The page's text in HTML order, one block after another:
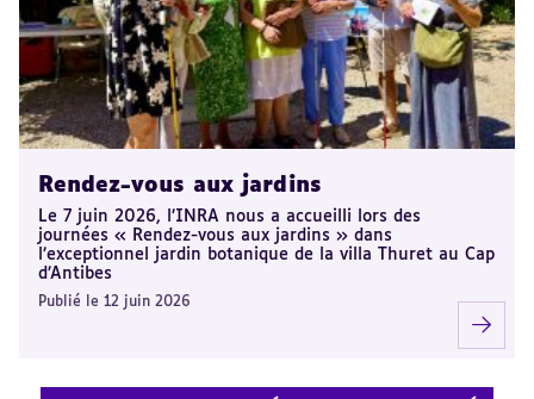
Rendez-vous aux jardins
Le 7 juin 2026, l’INRA nous a accueilli lors des
journées « Rendez-vous aux jardins » dans
l’exceptionnel jardin botanique de la villa Thuret au Cap
d’Antibes
Publié le 12 juin 2026